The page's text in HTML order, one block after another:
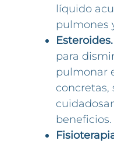
líquido
pulmones
Esteroides.
para
pulmonar
concretas,
beneficios.